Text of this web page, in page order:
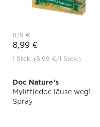
8,19 €
8,99 €
1 Stck. (8,99 €/1 Stck.)
Doc Nature’s
Mylittledoc läuse weg!
Spray